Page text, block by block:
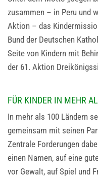
zusammen – in Peru und
Aktion – das
Bund der Deutschen
Seite von Kindern mit
der 61. Aktion
FÜR KINDER IN MEHR
In mehr als 100 Ländern
gemeinsam mit seinen
Zentrale Forderungen
einen Namen, auf eine
vor Gewalt, auf Spiel und